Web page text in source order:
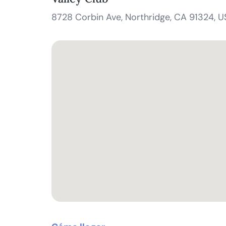
8728 Corbin Ave, Northridge, CA 91324,